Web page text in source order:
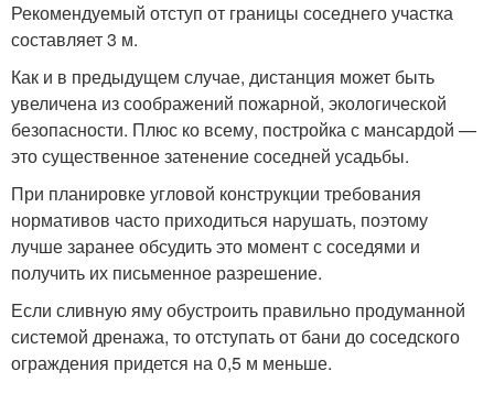
Рекомендуемый отступ от границы соседнего участка
составляет 3 м.
Как и в предыдущем случае, дистанция может быть
увеличена из соображений пожарной, экологической
безопасности. Плюс ко всему, постройка с мансардой —
это существенное затенение соседней усадьбы.
При планировке угловой конструкции требования
нормативов часто приходиться нарушать, поэтому
лучше заранее обсудить это момент с соседями и
получить их письменное разрешение.
Если сливную яму обустроить правильно продуманной
системой дренажа, то отступать от бани до соседского
ограждения придется на 0,5 м меньше.